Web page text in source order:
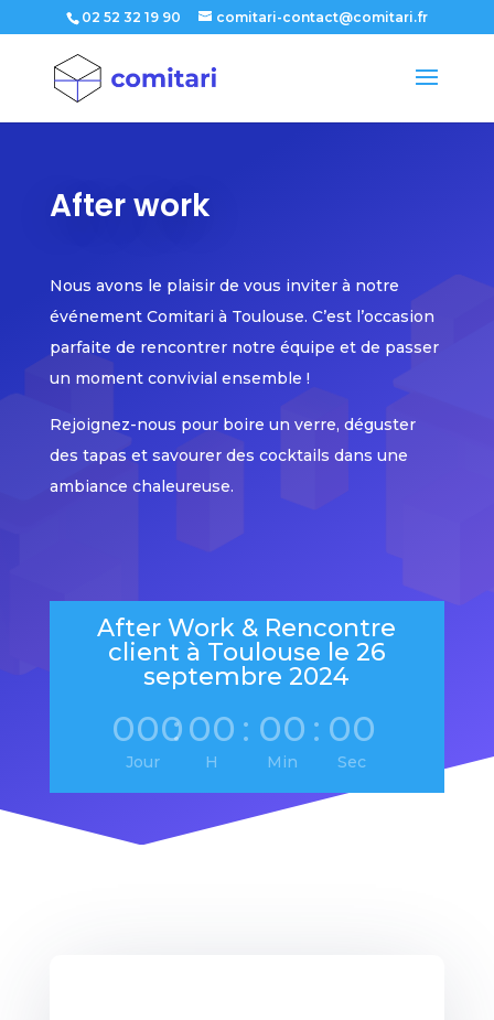
02 52 32 19 90 comitari-contact@comitari.fr
After work
Nous avons le plaisir de vous inviter à notre
événement Comitari à Toulouse. C’est l’occasion
parfaite de rencontrer notre équipe et de passer
un moment convivial ensemble !
Rejoignez-nous pour boire un verre, déguster
des tapas et savourer des cocktails dans une
ambiance chaleureuse.
After Work & Rencontre
client à Toulouse le 26
septembre 2024
000
Jour
:00
H
: 00
Min
: 00
Sec